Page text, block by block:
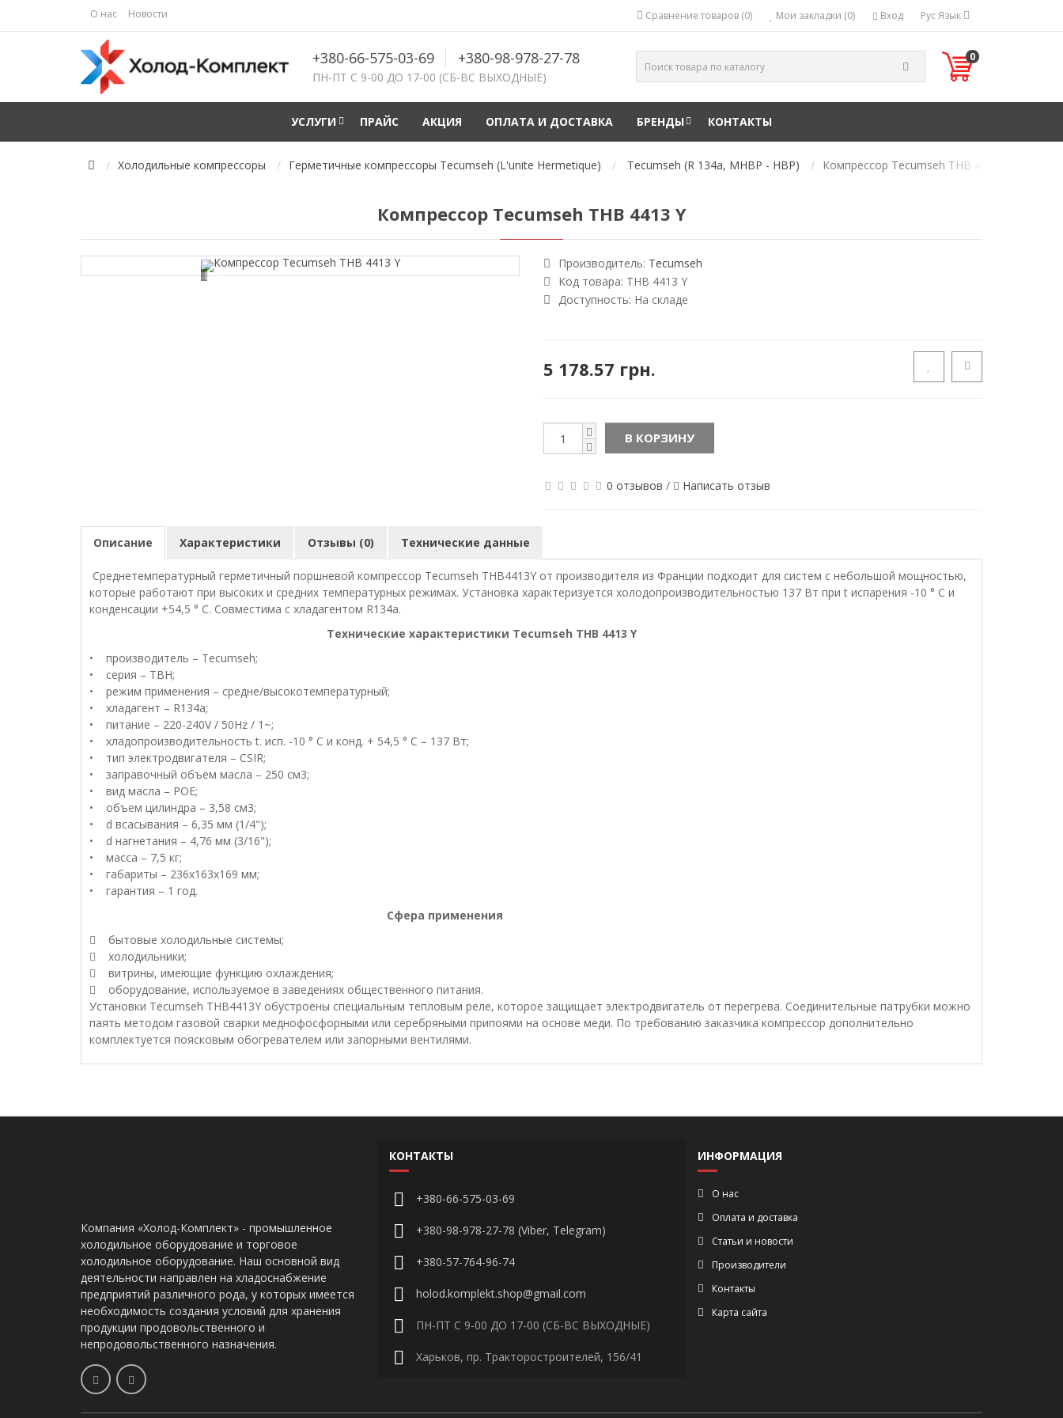
О нас Новости РусЯзык
Вход
Мои закладки (0)
Сравнение товаров (0)
+380-66-575-03-69 +380-98-978-27-78
ПН-ПТ С 9-00 ДО 17-00 (СБ-ВС ВЫХОДНЫЕ)
0
УСЛУГИ ПРАЙС АКЦИЯ ОПЛАТА И ДОСТАВКА БРЕНДЫ КОНТАКТЫ
Холодильные компрессоры Герметичные компрессоры Tecumseh (L'unite Hermetique) Tecumseh (R 134a, MHBP - HBP) Компрессор Tecumseh THB 4413 Y
Компрессор Tecumseh THB 4413 Y
Loading...
Производитель: Tecumseh
Код товара: THB 4413 Y
Доступность: На складе
5 178.57 грн.
В КОРЗИНУ
0 отзывов / Написать отзыв
Описание Характеристики Отзывы (0) Технические данные
Среднетемпературный герметичный поршневой компрессор Tecumseh THB4413Y от производителя из Франции подходит для систем с небольшой мощностью,
которые работают при высоких и средних температурных режимах. Установка характеризуется холодопроизводительностью 137 Вт при t испарения -10 ° С и
конденсации +54,5 ° С. Совместима с хладагентом R134a.
Технические характеристики Tecumseh THB 4413 Y
• производитель – Tecumseh;
• серия – TBH;
• режим применения – средне/высокотемпературный;
• хладагент – R134a;
• питание – 220-240V / 50Hz / 1~;
• хладопроизводительность t. исп. -10 ° С и конд. + 54,5 ° С – 137 Вт;
• тип электродвигателя – CSIR;
• заправочный объем масла – 250 см3;
• вид масла – POE;
• объем цилиндра – 3,58 см3;
• d всасывания – 6,35 мм (1/4");
• d нагнетания – 4,76 мм (3/16");
• масса – 7,5 кг;
• габариты – 236х163х169 мм;
• гарантия – 1 год.
Сфера применения
 бытовые холодильные системы;
 холодильники;
 витрины, имеющие функцию охлаждения;
 оборудование, используемое в заведениях общественного питания.
Установки Tecumseh THB4413Y обустроены специальным тепловым реле, которое защищает электродвигатель от перегрева. Соединительные патрубки можно
паять методом газовой сварки меднофосфорными или серебряными припоями на основе меди. По требованию заказчика компрессор дополнительно
комплектуется поясковым обогревателем или запорными вентилями.
Компания «Холод-Комплект» - промышленное
холодильное оборудование и торговое
холодильное оборудование. Наш основной вид
деятельности направлен на хладоснабжение
предприятий различного рода, у которых имеется
необходимость создания условий для хранения
продукции продовольственного и
непродовольственного назначения.
КОНТАКТЫ
+380-66-575-03-69
+380-98-978-27-78 (Viber, Telegram)
+380-57-764-96-74
holod.komplekt.shop@gmail.com
ПН-ПТ С 9-00 ДО 17-00 (СБ-ВС ВЫХОДНЫЕ)
Харьков, пр. Тракторостроителей, 156/41
ИНФОРМАЦИЯ
О нас
Оплата и доставка
Статьи и новости
Производители
Контакты
Карта сайта